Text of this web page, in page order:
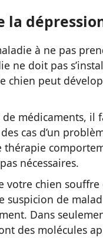
la
à ne pas
ne doit pas
chien peut
de médicaments,
cas d’un
thérapie
nécessaires.
votre chien
de
Dans
des molécules